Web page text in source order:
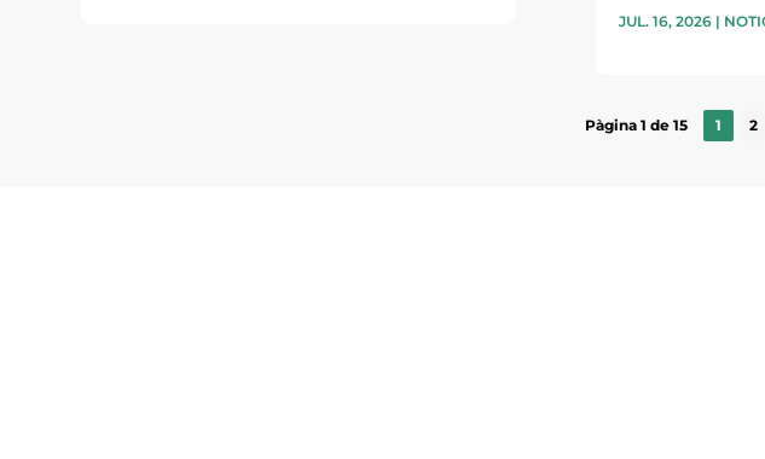
JUL. 16, 2026|
Pàgina 1 de 15 1 2